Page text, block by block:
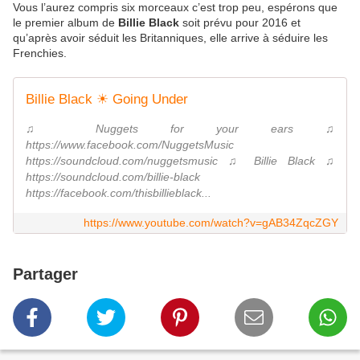
Vous l’aurez compris six morceaux c’est trop peu, espérons que
le premier album de Billie Black soit prévu pour 2016 et
qu’après avoir séduit les Britanniques, elle arrive à séduire les
Frenchies.
Billie Black ☀ Going Under
♫ Nuggets for your ears ♫
https://www.facebook.com/NuggetsMusic
https://soundcloud.com/nuggetsmusic ♫ Billie Black ♫
https://soundcloud.com/billie-black
https://facebook.com/thisbillieblack...
https://www.youtube.com/watch?v=gAB34ZqcZGY
Partager